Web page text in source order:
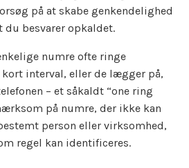
på at skabe genkendelighed
du besvarer opkaldet.
numre ofte ringe
interval, eller de lægger på,
– et såkaldt “one ring
på numre, der ikke kan
person eller virksomhed,
regel kan identificeres.